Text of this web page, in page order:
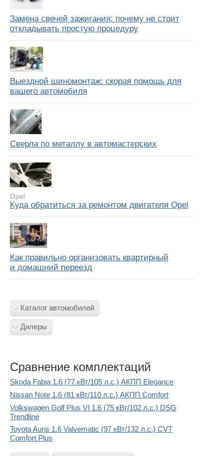
Замена свечей зажигания: почему не стоит
откладывать простую процедуру
Выездной шиномонтаж: скорая помощь для
вашего автомобиля
Сверла по металлу в автомастерских
Opel
Куда обратиться за ремонтом двигателя Opel
Как правильно организовать квартирный
и домашний переезд
Каталог автомобилей
Дилеры
Сравнение комплектаций
Skoda Fabia 1.6 (77 кВт/105 л.с.) АКПП Elegance
Nissan Note 1.6 (81 кВт/110 л.с.) АКПП Comfort
Volkswagen Golf Plus VI 1.6 (75 кВт/102 л.с.) DSG
Trendline
Toyota Auris 1.6 Valvematic (97 кВт/132 л.с.) CVT
Comfort Plus